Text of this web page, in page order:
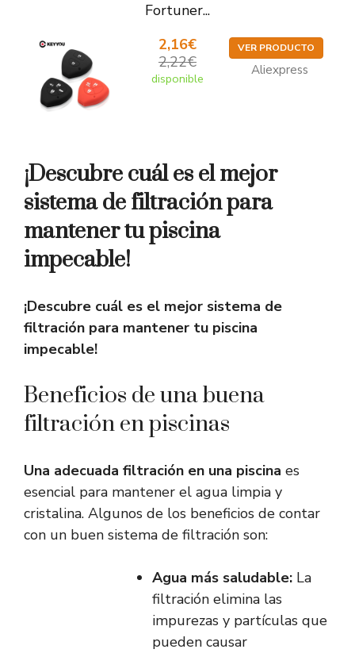
Fortuner...
2,16€
2,22€
disponible
VER PRODUCTO
Aliexpress
¡Descubre cuál es el mejor
sistema de filtración para
mantener tu piscina
impecable!
¡Descubre cuál es el mejor sistema de
filtración para mantener tu piscina
impecable!
Beneficios de una buena
filtración en piscinas
Una adecuada filtración en una piscina es
esencial para mantener el agua limpia y
cristalina. Algunos de los beneficios de contar
con un buen sistema de filtración son:
Agua más saludable: La
filtración elimina las
impurezas y partículas que
pueden causar